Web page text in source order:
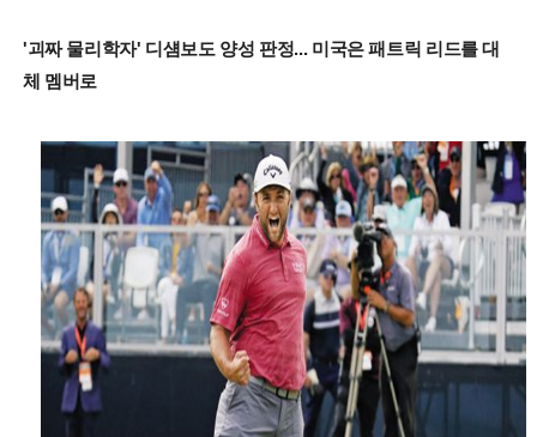
'괴짜 물리학자' 디섐보도 양성 판정... 미국은 패트릭 리드를 대
체 멤버로